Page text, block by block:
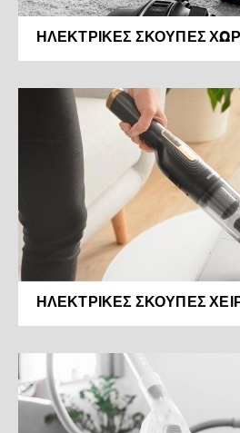
ΗΛΕΚΤΡΙΚΈΣ ΣΚΟΎΠΕΣ
ΗΛΕΚΤΡΙΚΈΣ ΣΚΟΎΠΕΣ